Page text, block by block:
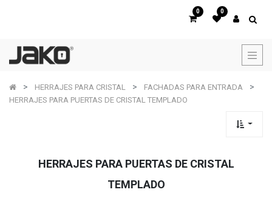
0 0
HERRAJES PARA CRISTAL
FACHADAS PARA ENTRADA
HERRAJES PARA PUERTAS DE CRISTAL TEMPLADO
HERRAJES PARA PUERTAS DE CRISTAL
TEMPLADO